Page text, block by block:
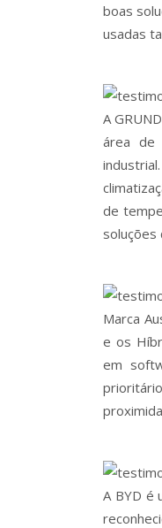
boas
usadas
A
área de
de
soluções
Marca
e os
em
A BYD é